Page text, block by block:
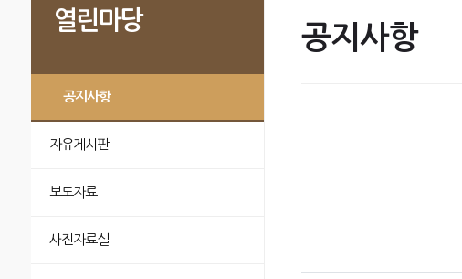
열린마당
공지사항
자유게시판
보도자료
사진자료실
공지사항